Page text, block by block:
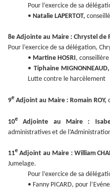
Pour l’exercice de sa
• Natalie LAPERTOT,
8e Adjointe au Maire : Chrystel de
Pour l’exercice de sa délégation,
• Martine HOSRI,
• Tiphaine MIGNONNEAUD,
Lutte contre le harcèlement
9e Adjoint au Maire : Romain ROY,
10e Adjointe au Maire :
administratives et de
11e Adjoint au Maire : William
Jumelage.
Pour l’exercice de sa
• Fanny PICARD, pour